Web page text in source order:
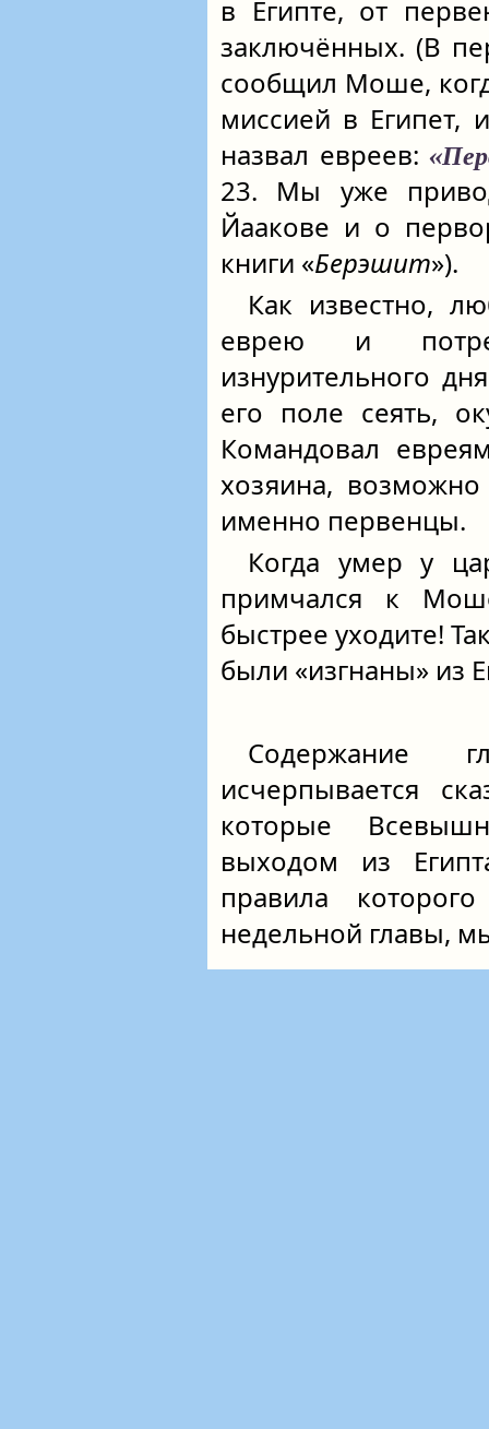
в Египте, от
заключённых. (В
сообщил Моше,
миссией в Египет,
назвал евреев:
23. Мы уже
Йаакове и о
книги «Берэшит»).
Как известно,
еврею и
изнурительного
его поле сеять,
Командовал
хозяина,
именно первенцы.
Когда умер у
примчался к
быстрее уходите!
были «изгнаны» из
Содержание
исчерпывается
которые
выходом из
правила
недельной главы,